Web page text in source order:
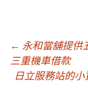
文
← 永和當舖提供
三重機車借款
日立服務站的